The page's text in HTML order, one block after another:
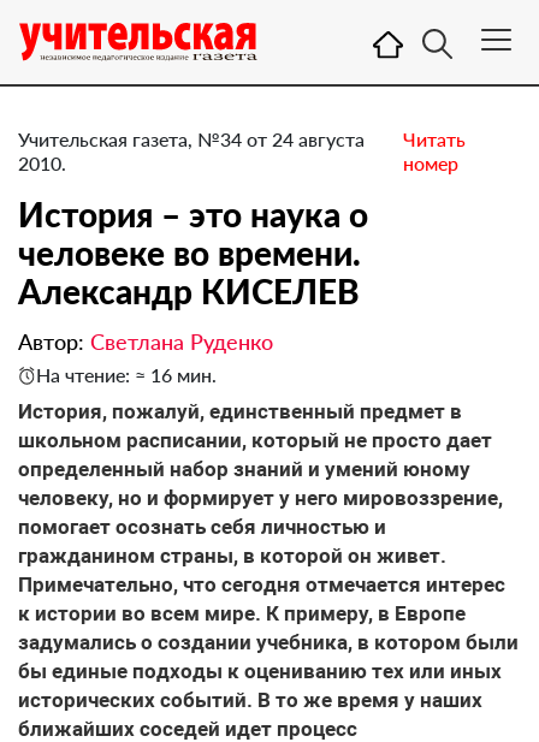
Учительская газета, №34 от 24 августа
2010.
Читать
номер
История – это наука о
человеке во времени.
Александр КИСЕЛЕВ
Автор: Светлана Руденко
На чтение: ≈ 16 мин.
История, пожалуй, единственный предмет в
школьном расписании, который не просто дает
определенный набор знаний и умений юному
человеку, но и формирует у него мировоззрение,
помогает осознать себя личностью и
гражданином страны, в которой он живет.
Примечательно, что сегодня отмечается интерес
к истории во всем мире. К примеру, в Европе
задумались о создании учебника, в котором были
бы единые подходы к оцениванию тех или иных
исторических событий. В то же время у наших
ближайших соседей идет процесс